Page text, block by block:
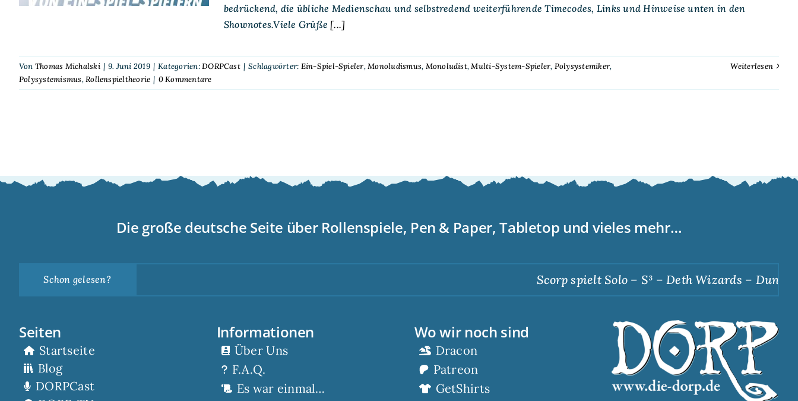
bedrückend, die übliche Medienschau und selbstredend weiterführende Timecodes, Links und Hinweise unten in den
Shownotes.Viele Grüße [...]
Von Thomas Michalski | 9. Juni 2019 | Kategorien:DORPCast | Schlagwörter: Ein-Spiel-Spieler,Monoludismus, Monoludist,Multi-System-Spieler, Polysystemiker,
Polysystemismus,Rollenspieltheorie | 0 Kommentare
Weiterlesen
Die große deutsche Seite über Rollenspiele, Pen & Paper, Tabletop und vieles mehr…
Schon gelesen? Scorp spielt Solo – S³ – Deth Wizards – Dunkle
Seiten
Startseite
Blog
DORPCast
Informationen
Über Uns
F.A.Q.
Es war einmal…
Wo wir noch sind
Dracon
Patreon
GetShirts